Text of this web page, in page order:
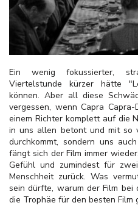
Ein wenig fokussierter,
Viertelstunde kürzer hätte
können. Aber all diese
vergessen, wenn Capra
einem Richter komplett auf die
in uns allen betont und mit so
durchkommt, sondern uns
fängt sich der Film immer
Gefühl und zumindest für
Menschheit zurück. Was
sein dürfte, warum der Film
die Trophäe für den besten Film